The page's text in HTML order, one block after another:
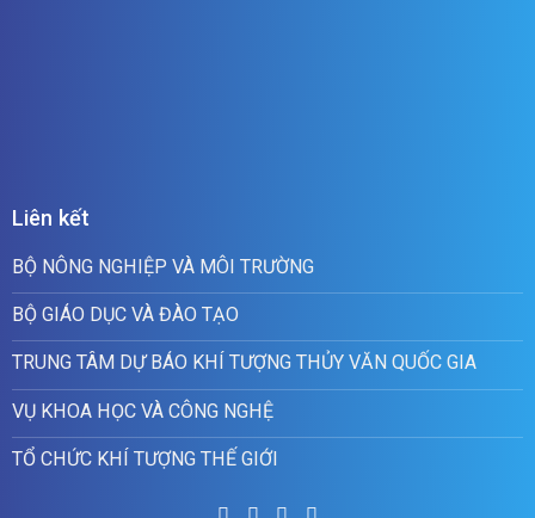
Liên kết
BỘ NÔNG NGHIỆP VÀ MÔI TRƯỜNG
BỘ GIÁO DỤC VÀ ĐÀO TẠO
TRUNG TÂM DỰ BÁO KHÍ TƯỢNG THỦY VĂN QUỐC GIA
VỤ KHOA HỌC VÀ CÔNG NGHỆ
TỔ CHỨC KHÍ TƯỢNG THẾ GIỚI